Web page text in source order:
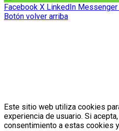
Facebook X LinkedIn Messenger
Botón volver arriba
Este sitio web utiliza cookies
experiencia de usuario. Si
consentimiento a estas cookies